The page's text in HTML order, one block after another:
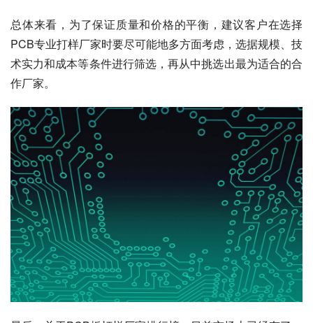
总体来看，为了保证质量和价格的平衡，建议客户在选择
PCB专业打样厂家时要尽可能地多方面考虑，选据规模、技
术实力和成本等条件进行筛选，再从中挑选出最为适合的合
作厂家。